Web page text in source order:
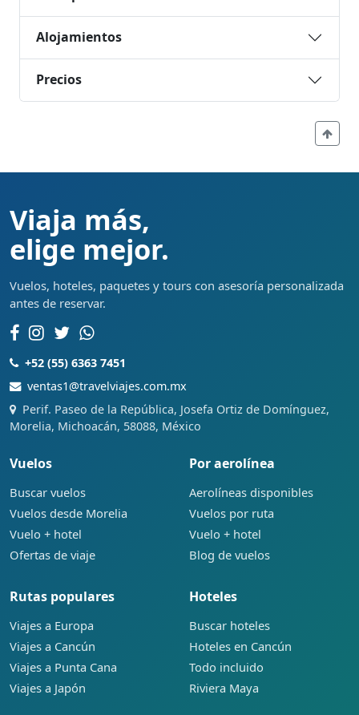
Alojamientos
Precios
Viaja más,
elige mejor.
Vuelos, hoteles, paquetes y tours con asesoría personalizada
antes de reservar.
+52 (55) 6363 7451
ventas1@travelviajes.com.mx
Perif. Paseo de la República, Josefa Ortiz de Domínguez,
Morelia, Michoacán, 58088, México
Vuelos
Buscar vuelos
Vuelos desde Morelia
Vuelo + hotel
Ofertas de viaje
Por aerolínea
Aerolíneas disponibles
Vuelos por ruta
Vuelo + hotel
Blog de vuelos
Rutas populares
Viajes a Europa
Viajes a Cancún
Viajes a Punta Cana
Viajes a Japón
Hoteles
Buscar hoteles
Hoteles en Cancún
Todo incluido
Riviera Maya